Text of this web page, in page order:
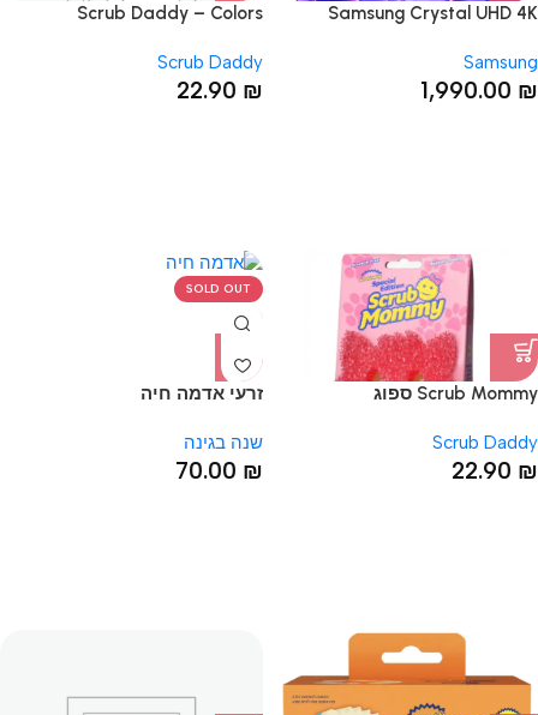
Samsung Crystal UHD 4K
Samsung
1,990.00 ₪
Scrub Daddy – Colors
Scrub Daddy
22.90 ₪
Scrub Mommy ספוג
Scrub Daddy
22.90 ₪
SOLD OUT
זרעי אדמה חיה
שנה בגינה
70.00 ₪